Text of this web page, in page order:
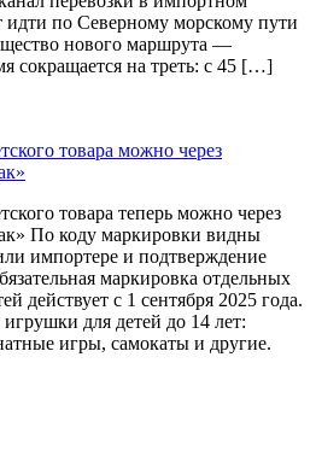
идти по Северному морскому пути
нового маршрута —
сокращается на треть: с 45 […]
товара можно через
товара теперь можно через
По коду маркировки видны
импортере и подтверждение
маркировка отдельных
действует с 1 сентября 2025 года.
для детей до 14 лет:
игры, самокаты и другие.